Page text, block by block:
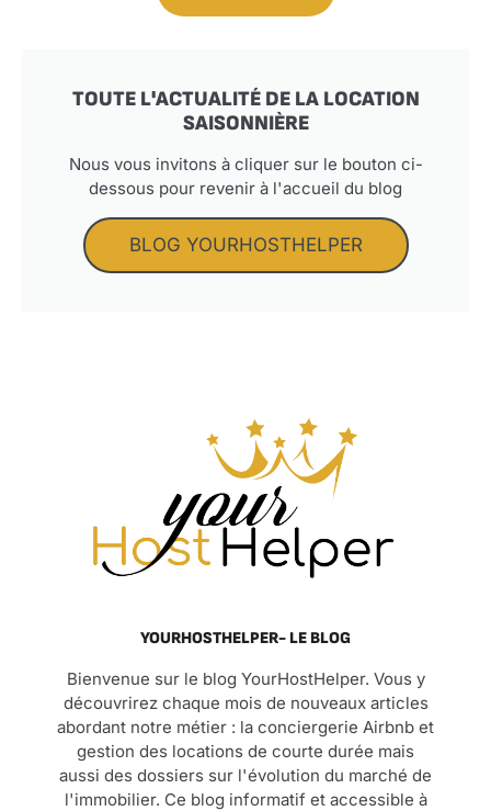
TOUTE L'ACTUALITÉ DE LA LOCATION
SAISONNIÈRE
Nous vous invitons à cliquer sur le bouton ci-
dessous pour revenir à l'accueil du blog
BLOG YOURHOSTHELPER
YOURHOSTHELPER- LE BLOG
Bienvenue sur le blog YourHostHelper. Vous y
découvrirez chaque mois de nouveaux articles
abordant notre métier : la conciergerie Airbnb et
gestion des locations de courte durée mais
aussi des dossiers sur l'évolution du marché de
l'immobilier. Ce blog informatif et accessible à